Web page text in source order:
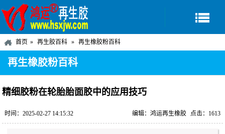
首页 再生胶百科 再生橡胶粉百科
再生橡胶粉百科
精细胶粉在轮胎胎面胶中的应用技巧
时间：2025-02-27 14:15:32 点击：1613
编辑：鸿运再生橡胶